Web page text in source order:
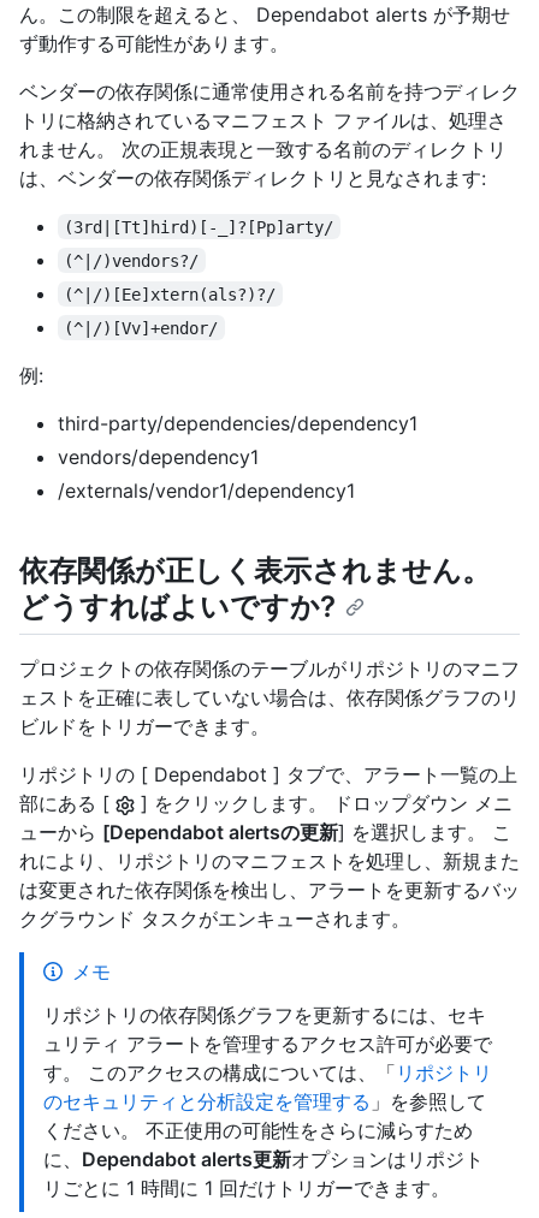
ん。この制限を超えると、 Dependabot alerts が予期せ
ず動作する可能性があります。
ベンダーの依存関係に通常使用される名前を持つディレク
トリに格納されているマニフェスト ファイルは、処理さ
れません。 次の正規表現と一致する名前のディレクトリ
は、ベンダーの依存関係ディレクトリと見なされます:
(3rd|[Tt]hird)[-_]?[Pp]arty/
(^|/)vendors?/
(^|/)[Ee]xtern(als?)?/
(^|/)[Vv]+endor/
例:
third-party/dependencies/dependency1
vendors/dependency1
/externals/vendor1/dependency1
依存関係が正しく表示されません。
どうすればよいですか?
プロジェクトの依存関係のテーブルがリポジトリのマニフ
ェストを正確に表していない場合は、依存関係グラフのリ
ビルドをトリガーできます。
リポジトリの [ Dependabot ] タブで、アラート一覧の上
部にある [
] をクリックします。 ドロップダウン メニ
ューから [Dependabot alertsの更新] を選択します。 こ
れにより、リポジトリのマニフェストを処理し、新規また
は変更された依存関係を検出し、アラートを更新するバッ
クグラウンド タスクがエンキューされます。
メモ
リポジトリの依存関係グラフを更新するには、セキ
ュリティ アラートを管理するアクセス許可が必要で
す。 このアクセスの構成については、「 リポジトリ
のセキュリティと分析設定を管理する 」を参照して
ください。 不正使用の可能性をさらに減らすため
に、 Dependabot alerts更新オプションはリポジト
リごとに 1 時間に 1 回だけトリガーできます。